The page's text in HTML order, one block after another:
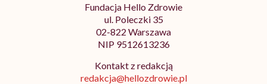
Fundacja Hello Zdrowie
ul. Poleczki 35
02-822 Warszawa
NIP 9512613236
Kontakt z redakcją
redakcja@hellozdrowie.pl